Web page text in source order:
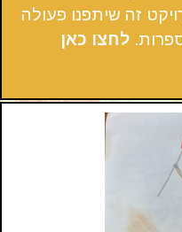
זה שיתפנו פעולה
לחצו כאן